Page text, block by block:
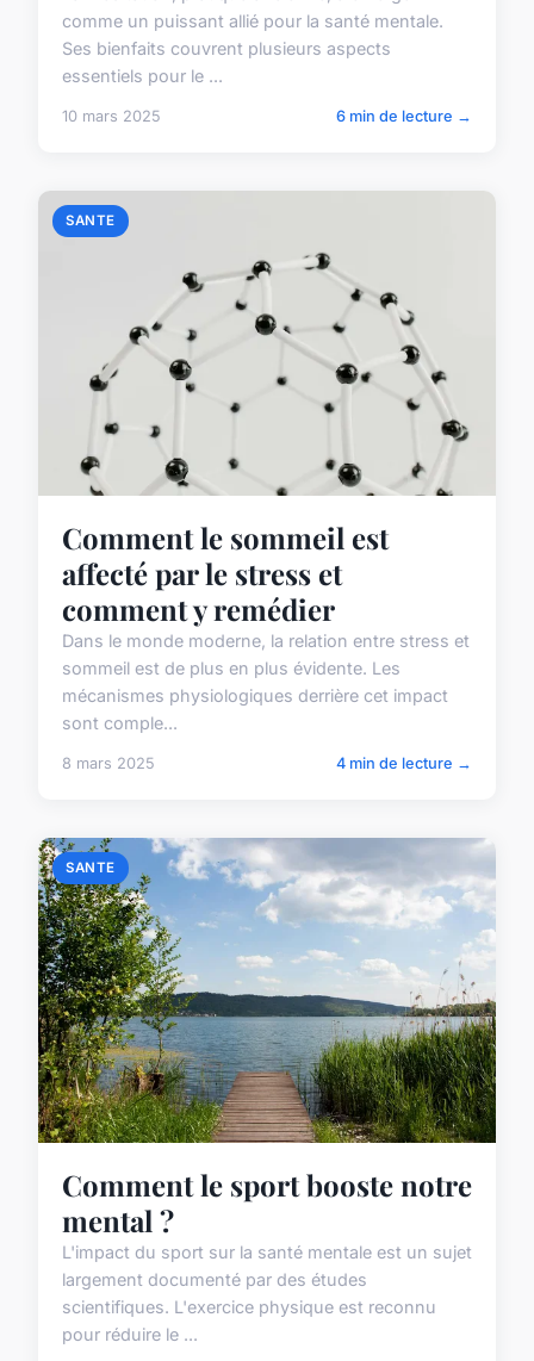
comme un puissant allié pour la santé mentale.
Ses bienfaits couvrent plusieurs aspects
essentiels pour le ...
10 mars 2025 6 min de lecture →
SANTE
Comment le sommeil est
affecté par le stress et
comment y remédier
Dans le monde moderne, la relation entre stress et
sommeil est de plus en plus évidente. Les
mécanismes physiologiques derrière cet impact
sont comple...
8 mars 2025 4 min de lecture →
SANTE
Comment le sport booste notre
mental ?
L'impact du sport sur la santé mentale est un sujet
largement documenté par des études
scientifiques. L'exercice physique est reconnu
pour réduire le ...